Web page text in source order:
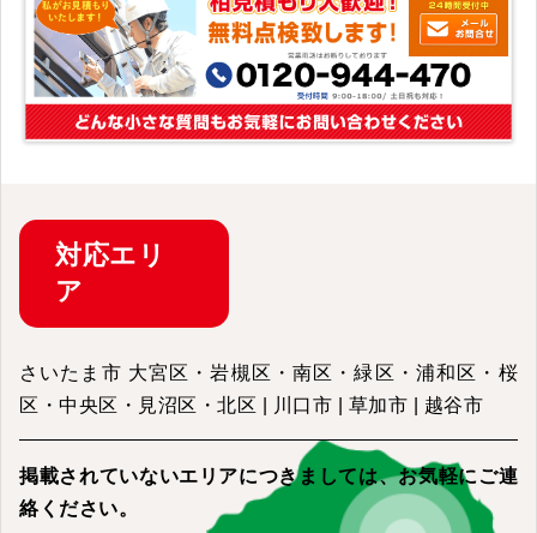
対応エリ
ア
さいたま市 大宮区・岩槻区・南区・緑区・浦和区・桜
区・中央区・見沼区・北区 | 川口市 | 草加市 | 越谷市
掲載されていないエリアにつきましては、お気軽にご連
絡ください。